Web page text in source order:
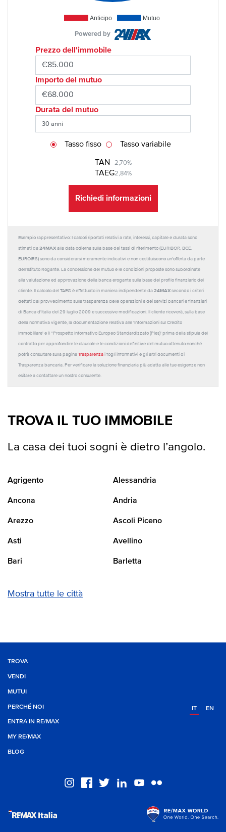
Anticipo Mutuo
Powered by
Prezzo dell'immobile
Importo del mutuo
Durata del mutuo
TAN 2,70%
TAEG2,84%
Tasso fisso Tasso variabile
Richiedi informazioni
Esempio rappresentativo: I calcoli riportati relativi a rate, interessi, capitale e durata sono
stimati da 24MAX alla data odierna sulla base dei tassi di riferimento (EURIBOR, BCE,
EUROIRS) sono da considerarsi meramente indicativi e non costituiscono un'offerta da parte
dell'Istituto Rogante. La concessione del mutuo e le condizioni proposte sono subordinate
alla valutazione ed approvazione della banca erogante sulla base del profilo finanziario del
cliente. Il calcolo del TAEG è effettuato in maniera indipendente da 24MAX secondo i criteri
dettati dal provvedimento sulla trasparenza delle operazioni e dei servizi bancari e finanziari
di Banca d'Italia del 29 luglio 2009 e successive modificazioni. Il cliente riceverà, sulla base
della normativa vigente, la documentazione relativa alle 'Informazioni sul Credito
Immobiliare' e il “Prospetto Informativo Europeo Standardizzato (Pies)' prima della stipula del
contratto per approfondire le clausole e le condizioni definitive del mutuo ottenuto nonché
potrà consultare sulla pagina Trasparenza i fogli informativi e gli altri documenti di
Trasparenza bancaria. Per verificare la soluzione finanziaria più adatta alle tue esigenze non
esitare a contattare un nostro consulente.
TROVA IL TUO IMMOBILE
La casa dei tuoi sogni è dietro l’angolo.
Agrigento Alessandria
Ancona Andria
Arezzo Ascoli Piceno
Asti Avellino
Bari Barletta
Mostra tutte le città
TROVA
VENDI
MUTUI
PERCHÉ NOI
ENTRA IN RE/MAX
MY RE/MAX
BLOG
IT EN